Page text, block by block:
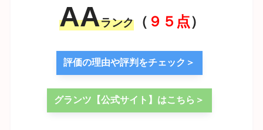
AAランク（ ９５点）
評価の理由や評判をチェック＞
グランツ【公式サイト】はこちら＞